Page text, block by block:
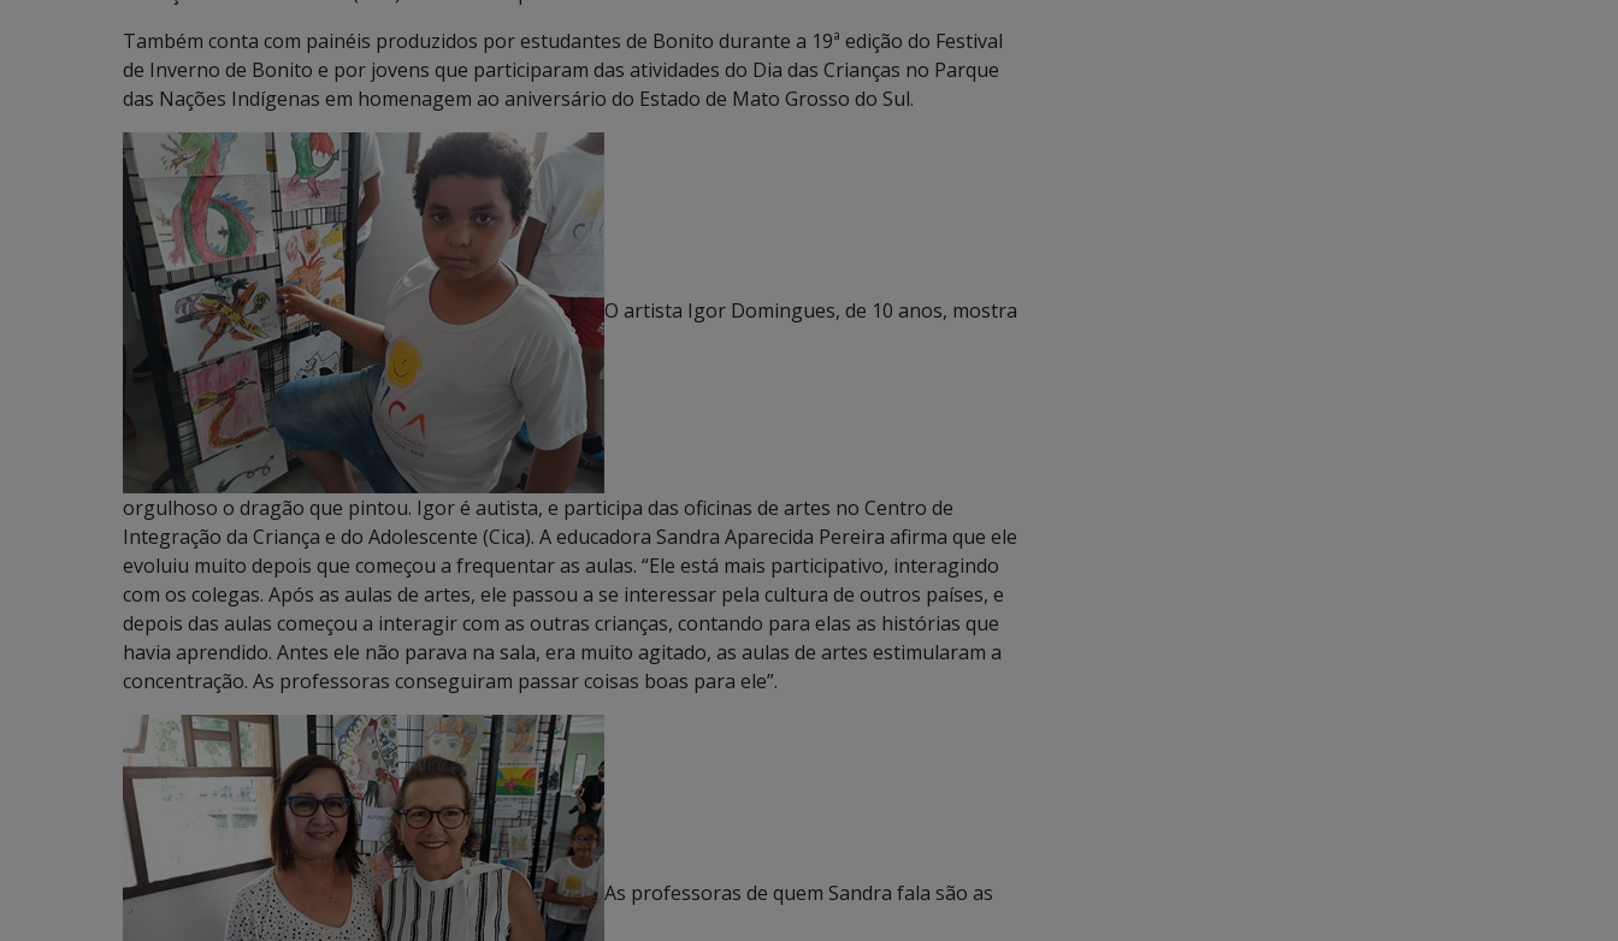
Também conta com painéis produzidos por estudantes de Bonito durante a 19ª edição do Festival
de Inverno de Bonito e por jovens que participaram das atividades do Dia das Crianças no Parque
das Nações Indígenas em homenagem ao aniversário do Estado de Mato Grosso do Sul.
O artista Igor Domingues, de 10 anos, mostra
orgulhoso o dragão que pintou. Igor é autista, e participa das oficinas de artes no Centro de
Integração da Criança e do Adolescente (Cica). A educadora Sandra Aparecida Pereira afirma que ele
evoluiu muito depois que começou a frequentar as aulas. “Ele está mais participativo, interagindo
com os colegas. Após as aulas de artes, ele passou a se interessar pela cultura de outros países, e
depois das aulas começou a interagir com as outras crianças, contando para elas as histórias que
havia aprendido. Antes ele não parava na sala, era muito agitado, as aulas de artes estimularam a
concentração. As professoras conseguiram passar coisas boas para ele”.
As professoras de quem Sandra fala são as